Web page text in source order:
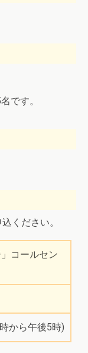
です。
ください。
コールセン
から午後5時)